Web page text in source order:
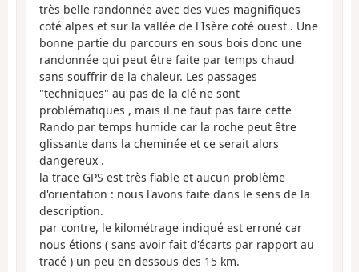
très belle randonnée avec des vues magnifiques
coté alpes et sur la vallée de l'Isère coté ouest . Une
bonne partie du parcours en sous bois donc une
randonnée qui peut être faite par temps chaud
sans souffrir de la chaleur. Les passages
"techniques" au pas de la clé ne sont
problématiques , mais il ne faut pas faire cette
Rando par temps humide car la roche peut être
glissante dans la cheminée et ce serait alors
dangereux .
la trace GPS est très fiable et aucun problème
d'orientation : nous l'avons faite dans le sens de la
description.
par contre, le kilométrage indiqué est erroné car
nous étions ( sans avoir fait d'écarts par rapport au
tracé ) un peu en dessous des 15 km.